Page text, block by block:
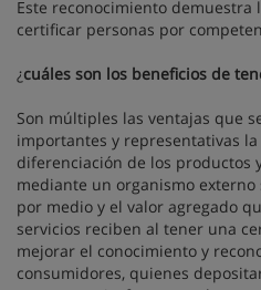
Este reconocimiento demuestra
certificar personas por
¿cuáles son los beneficios de
Son múltiples las ventajas que
importantes y representativas
diferenciación de los productos
mediante un organismo
por medio y el valor agregado
servicios reciben al tener una
mejorar el conocimiento y
consumidores, quienes